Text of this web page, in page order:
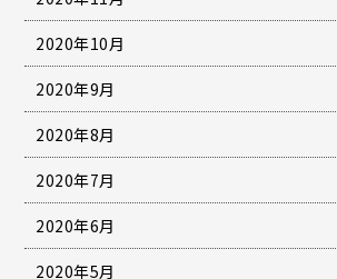
2020年10月
2020年9月
2020年8月
2020年7月
2020年6月
2020年5月